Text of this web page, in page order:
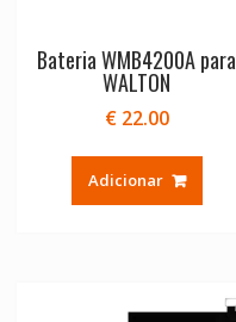
Bateria WMB4200A para
WALTON
€22.00
Adicionar